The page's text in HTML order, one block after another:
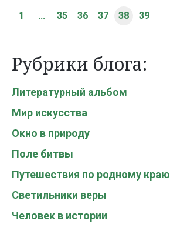
1 ... 35 36 37 38 39
Рубрики блога:
Литературный альбом
Мир искусства
Окно в природу
Поле битвы
Путешествия по родному краю
Светильники веры
Человек в истории